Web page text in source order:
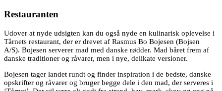
Restauranten
Udover at nyde udsigten kan du også nyde en kulinarisk oplevelse i
Tårnets restaurant, der er drevet af Rasmus Bo Bojesen (Bojsen
A/S). Bojesen serverer mad med danske rødder. Mad båret frem af
danske traditioner og råvarer, men i nye, delikate versioner.
Bojesen tager landet rundt og finder inspiration i de bedste, danske
opskrifter og råvarer og bruger begge dele i den mad, der serveres i